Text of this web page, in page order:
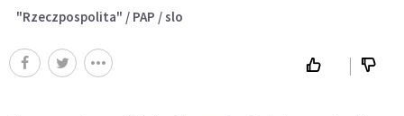
"Rzeczpospolita" / PAP / slo